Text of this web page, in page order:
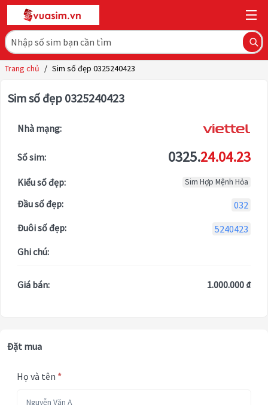
Trang chủ / Sim số đẹp 0325240423
Sim số đẹp 0325240423
Nhà mạng:
Số sim: 0325.24.04.23
Kiểu số đẹp: Sim Hợp Mệnh Hỏa
Đầu số đẹp:
032
Đuôi số đẹp:
5240423
Ghi chú:
Giá bán: 1.000.000 ₫
Đặt mua
Họ và tên *